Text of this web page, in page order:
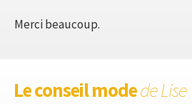
Merci beaucoup.
Le conseil modede Lise